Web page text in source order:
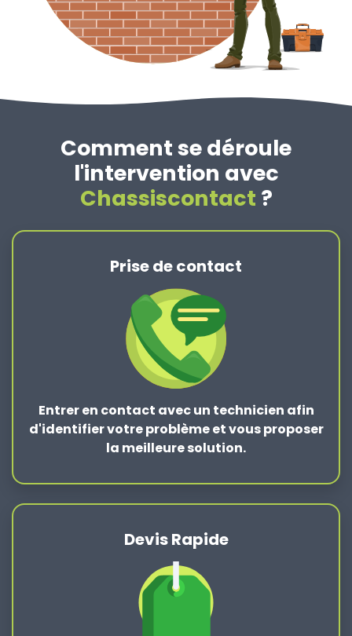
Comment se déroule
l'intervention avec
Chassiscontact ?
Prise de contact
Entrer en contact avec un technicien afin
d'identifier votre problème et vous proposer
la meilleure solution.
Devis Rapide